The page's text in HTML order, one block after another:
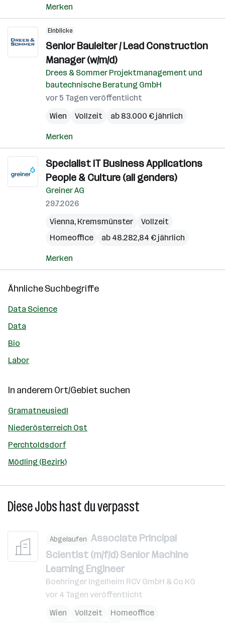
Merken
Einblicke
Senior Bauleiter / Lead Construction
Manager (w/m/d)
Drees & Sommer Projektmanagement und
bautechnische Beratung GmbH
vor 5 Tagen veröffentlicht
Wien
Vollzeit ab 83.000 € jährlich
Merken
Specialist IT Business Applications
People & Culture (all genders)
Greiner AG
29.7.2026
Vienna, Kremsmünster
Vollzeit
Homeoffice
ab 48.282,84 € jährlich
Merken
Ähnliche Suchbegriffe
Data Science
Data
Bio
Labor
In anderem Ort/Gebiet suchen
Gramatneusiedl
Niederösterreich Ost
Perchtoldsdorf
Mödling (Bezirk)
Diese Jobs hast du verpasst
Abgelaufen Associate Principal
Scientist (m/f/d) Senior Machine
Learning Engineer
Boehringer Ingelheim RCV GmbH & Co KG
vor 4 Tagen veröffentlicht
Wien
Vollzeit
Homeoffice